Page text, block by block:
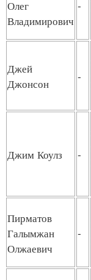
Олег
Владимирович
-
Джей
Джонсон
-
Джим Коулз -
Пирматов
Галымжан
Олжаевич
-